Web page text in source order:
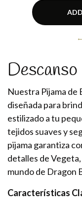
Nuestra Pijama de
diseñada para
estilizado a tu
tejidos suaves y
pijama garantiza
detalles de
mundo de Dragon
Características